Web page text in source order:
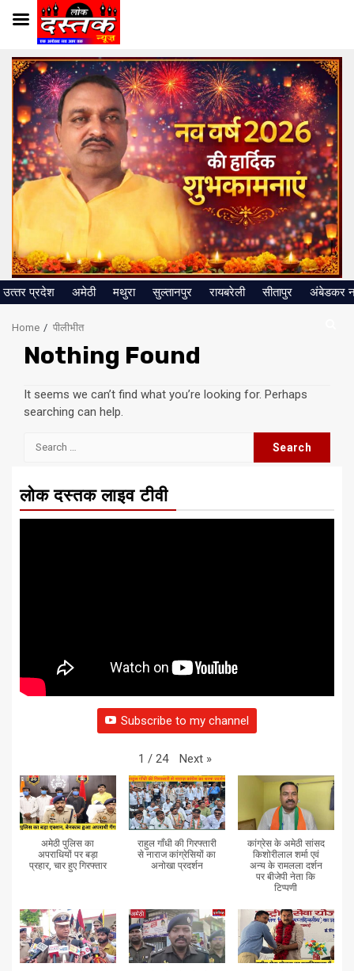
Skip
content
उत्‍तर प्रदेश अमेठी मथुरा सुल्तानपुर रायबरेली सीतापुर अंबेडकर
Home पीलीभीत
Nothing Found
It seems we can’t find what you’re looking for. Perhaps
searching can help.
Search
लोक दस्तक लाइव टीवी
Subscribe to my channel
1 / 24 Next »
अमेठी पुलिस का
अपराधियों पर बड़ा
प्रहार, चार हुए गिरफ्तार
राहुल गाँधी की गिरफ्तारी
से नाराज कांग्रेसियों का
अनोखा प्रदर्शन
कांग्रेस के अमेठी सांसद
किशोरीलाल शर्मा एवं
अन्य के रामलला दर्शन
पर बीजेपी नेता कि
टिप्पणी